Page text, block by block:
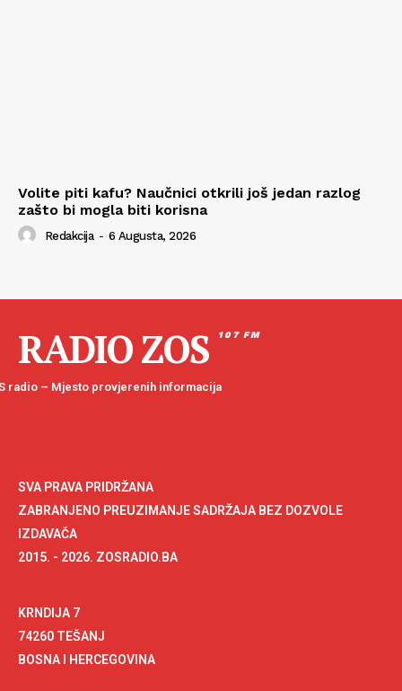
Volite piti kafu? Naučnici otkrili još jedan razlog
zašto bi mogla biti korisna
Redakcija - 6 Augusta, 2026
RADIO ZOS 107 FM
radio – Mjesto provjerenih informacija
SVA PRAVA PRIDRŽANA
ZABRANJENO PREUZIMANJE SADRŽAJA BEZ DOZVOLE
IZDAVAČA
2015. - 2026. ZOSRADIO.BA
KRNDIJA 7
74260 TEŠANJ
BOSNA I HERCEGOVINA